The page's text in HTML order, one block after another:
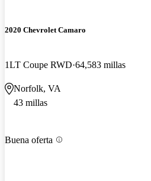
2020 Chevrolet Camaro
1LT Coupe RWD 64,583 millas
Norfolk, VA
43 millas
Buena oferta